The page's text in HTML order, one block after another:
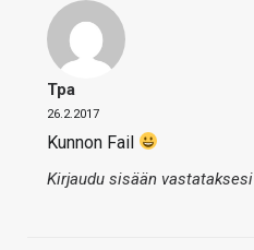
Tpa
26.2.2017
Kunnon Fail
Kirjaudu sisään vastataksesi